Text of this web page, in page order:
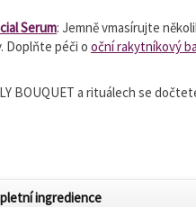
Serum: Jemně vmasírujte
Doplňte péči o oční rakytníkový
BOUQUET a rituálech se
ingredience